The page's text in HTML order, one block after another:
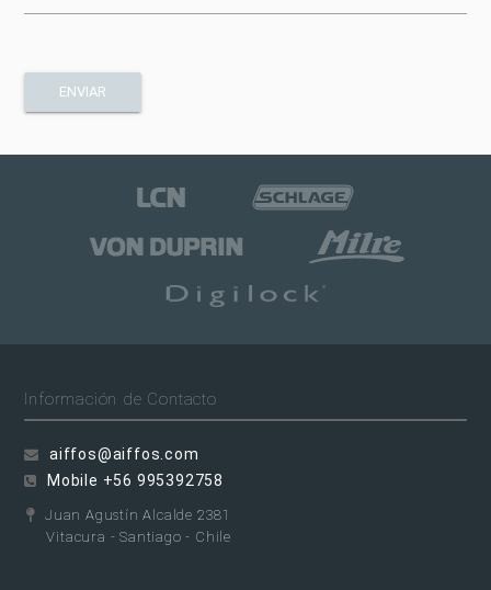
Información de Contacto
aiffos@aiffos.com
Mobile +56 995392758
Juan Agustín Alcalde 2381
Vitacura - Santiago - Chile